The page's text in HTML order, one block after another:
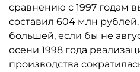
сравнению с 1997 годам
составил 604 млн
большей, если бы не
осени 1998 года
производства